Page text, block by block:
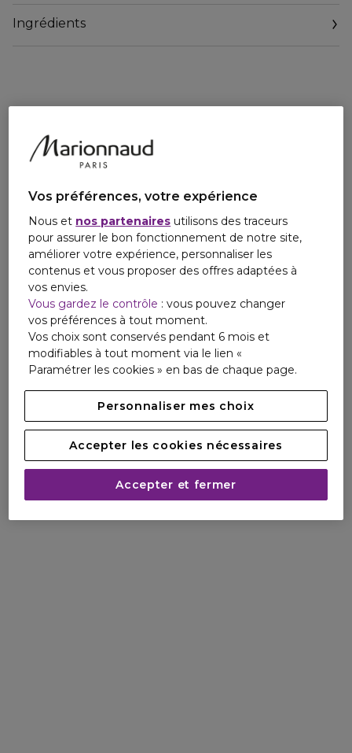
Un flacon carré, facetté, épuré tirant ses lignes luxueuses
Ingrédients
Vos préférences, votre expérience
Nous et nos partenaires utilisons des traceurs
pour assurer le bon fonctionnement de notre site,
améliorer votre expérience, personnaliser les
contenus et vous proposer des offres adaptées à
vos envies.
Vous gardez le contrôle : vous pouvez changer
vos préférences à tout moment.
Vos choix sont conservés pendant 6 mois et
modifiables à tout moment via le lien «
Paramétrer les cookies » en bas de chaque page.
Personnaliser mes choix
Accepter les cookies nécessaires
Accepter et fermer